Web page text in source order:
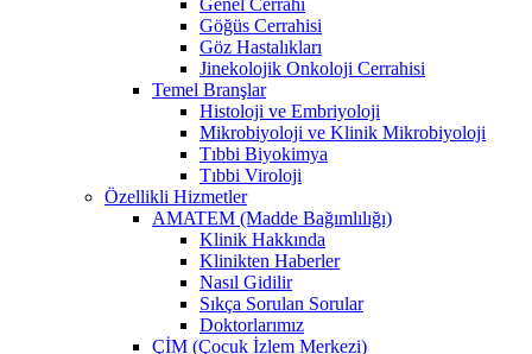
Göğüs Cerrahisi
Göz Hastalıkları
Jinekolojik Onkoloji Cerrahisi
Temel Branşlar
Histoloji ve Embriyoloji
Mikrobiyoloji ve Klinik Mikrobiyoloji
Tıbbi Biyokimya
Tıbbi Viroloji
Özellikli Hizmetler
AMATEM (Madde Bağımlılığı)
Klinik Hakkında
Klinikten Haberler
Nasıl Gidilir
Sıkça Sorulan Sorular
Doktorlarımız
ÇİM (Çocuk İzlem Merkezi)